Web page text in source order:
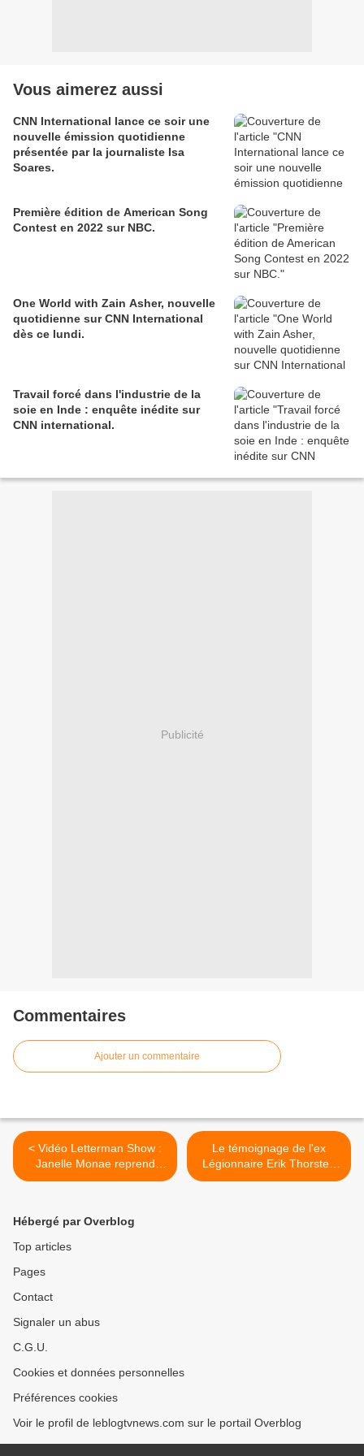
Vous aimerez aussi
CNN International lance ce soir une
nouvelle émission quotidienne
présentée par la journaliste Isa
Soares.
Première édition de American Song
Contest en 2022 sur NBC.
One World with Zain Asher, nouvelle
quotidienne sur CNN International
dès ce lundi.
Travail forcé dans l'industrie de la
soie en Inde : enquête inédite sur
CNN international.
Publicité
Commentaires
Ajouter un commentaire
< Vidéo Letterman Show :
Janelle Monae reprend
Heroes de Bowie.
Le témoignage de l'ex
Légionnaire Erik Thorsten
(polémique Mali). >
Hébergé par Overblog
Top articles
Pages
Contact
Signaler un abus
C.G.U.
Cookies et données personnelles
Préférences cookies
Voir le profil de leblogtvnews.com sur le portail Overblog